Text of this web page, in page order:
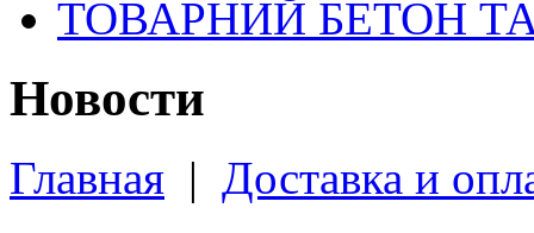
ТОВАРНИЙ БЕТОН
Новости
Главная | Доставка и